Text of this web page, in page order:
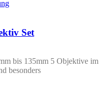
Set
bis 135mm 5 Objektive im
besonders